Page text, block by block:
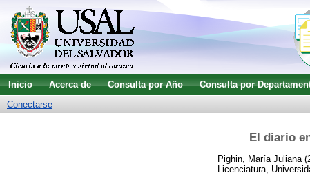
Inicio Acerca de Consulta por Año Consulta por
Conectarse
El diario
Pighin, María Juliana
Licenciatura,